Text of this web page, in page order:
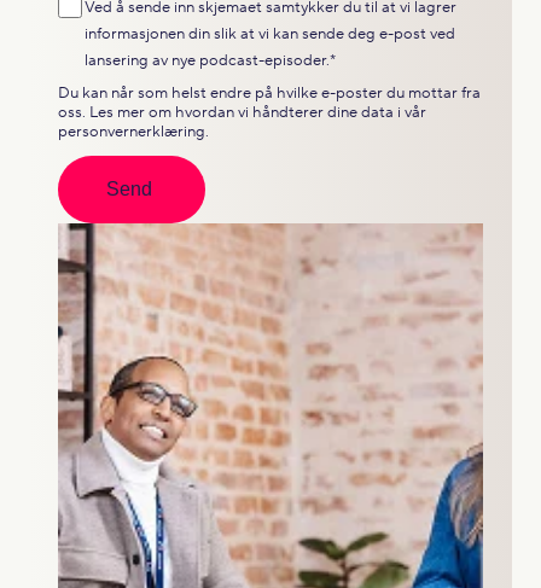
Ved å sende inn skjemaet samtykker du til at vi lagrer
informasjonen din slik at vi kan sende deg e-post ved
lansering av nye podcast-episoder.*
Du kan når som helst endre på hvilke e-poster du mottar fra
oss. Les mer om hvordan vi håndterer dine data i vår
personvernerklæring.